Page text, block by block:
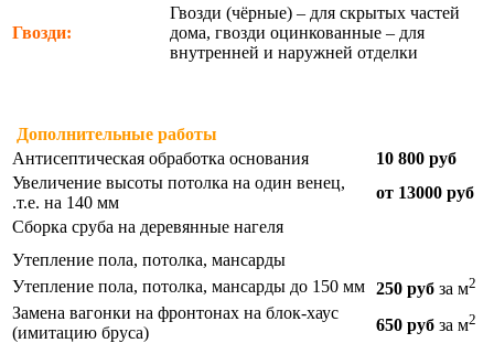
Гвозди:
Гвозди (чёрные) – для скрытых частей
дома, гвозди оцинкованные – для
внутренней и наружней отделки
Дополнительные работы
Антисептическая обработка основания
10 800 руб
Увеличение высоты потолка на один венец,
.т.е. на 140 мм
от 13000 руб
Сборка сруба на деревянные нагеля
Утепление пола, потолка, мансарды
Утепление пола, потолка, мансарды до 150 мм 250 руб за м2
Замена вагонки на фронтонах на блок-хаус
(имитацию бруса)
650 руб за м2